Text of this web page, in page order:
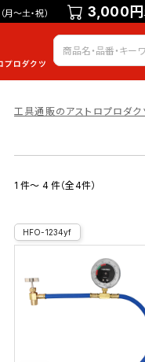
（月～土・祝） 3,000円
工具通販のアストロプロダク
1 件～ 4 件（全4件）
HFO-1234yf